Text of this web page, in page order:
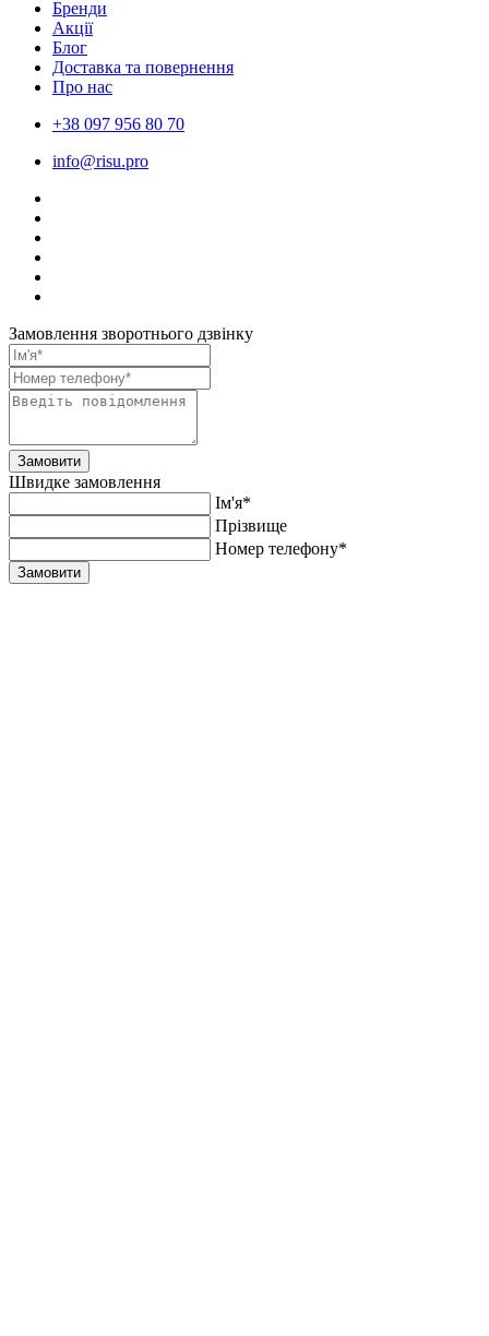
Бренди
Акції
Блог
Доставка та повернення
Про нас
+38 097 956 80 70
info@risu.pro
Замовлення зворотнього дзвінку
Замовити
Швидке замовлення
Ім'я*
Прiзвище
Номер телефону*